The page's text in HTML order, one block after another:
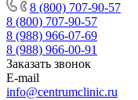
8 (800) 707-90-57
8 (800) 707-90-57
8 (988) 966-07-69
8 (988) 966-00-91
Заказать звонок
E-mail
info@centrumclinic.ru